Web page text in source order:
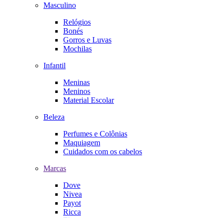
Masculino
Relógios
Bonés
Gorros e Luvas
Mochilas
Infantil
Meninas
Meninos
Material Escolar
Beleza
Perfumes e Colônias
Maquiagem
Cuidados com os cabelos
Marcas
Dove
Nivea
Payot
Ricca